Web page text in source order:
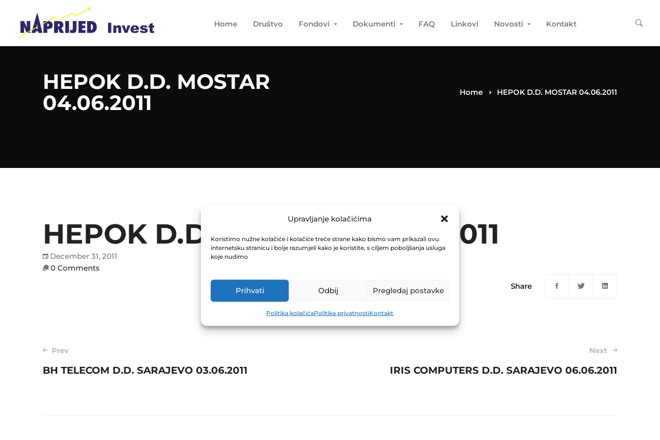
Upravljanje kolačićima
Koristimo nužne kolačiće i kolačiće treće strane kako bismo vam prikazali ovu
internetsku stranicu i bolje razumjeli kako je koristite, s ciljem poboljšanja usluga
koje nudimo
Prihvati Odbij Pregledaj postavke
Politika kolačićaPolitika privatnostiKontakt
Home Društvo Fondovi Dokumenti FAQ Linkovi Novosti Kontakt
HEPOK D.D. MOSTAR
04.06.2011
Home HEPOK D.D. MOSTAR 04.06.2011
HEPOK D.D. MOSTAR 04.06.2011
December 31, 2011
0 Comments
Share
Post
navigation
Prev
BH TELECOM D.D. SARAJEVO 03.06.2011
Next
IRIS COMPUTERS D.D. SARAJEVO 06.06.2011